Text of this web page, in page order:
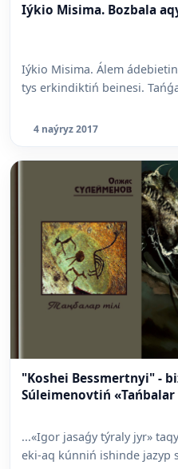
Iýkio Misima. Bozbala
Iýkio Misima. Álem
tys erkindiktiń beinesi.
4 naýryz 2017
"Koshei Bessmertnyi" -
Súleimenovtiń
...«Igor jasaǵy týraly jyr»
eki-aq kúnniń ishinde jazyp